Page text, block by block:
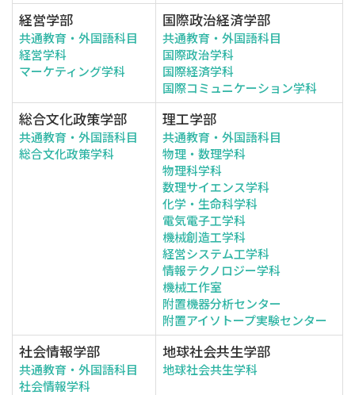
経営学部
共通教育・外国語科目
経営学科
マーケティング学科
国際政治経済学部
共通教育・外国語科目
国際政治学科
国際経済学科
国際コミュニケーション学科
総合文化政策学部
共通教育・外国語科目
総合文化政策学科
理工学部
共通教育・外国語科目
物理・数理学科
物理科学科
数理サイエンス学科
化学・生命科学科
電気電子工学科
機械創造工学科
経営システム工学科
情報テクノロジー学科
機械工作室
附置機器分析センター
附置アイソトープ実験センター
社会情報学部
共通教育・外国語科目
社会情報学科
地球社会共生学部
地球社会共生学科